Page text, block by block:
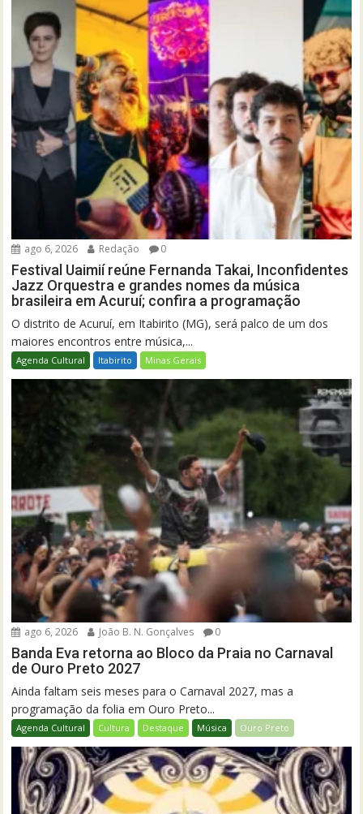
ago 6, 2026 Redação 0
Festival Uaimií reúne Fernanda Takai, Inconfidentes
Jazz Orquestra e grandes nomes da música
brasileira em Acuruí; confira a programação
O distrito de Acuruí, em Itabirito (MG), será palco de um dos
maiores encontros entre música,...
Agenda Cultural Itabirito Minas Gerais
ago 6, 2026 João B. N. Gonçalves 0
Banda Eva retorna ao Bloco da Praia no Carnaval
de Ouro Preto 2027
Ainda faltam seis meses para o Carnaval 2027, mas a
programação da folia em Ouro Preto...
Agenda Cultural Cultura Destaque Música Ouro Preto